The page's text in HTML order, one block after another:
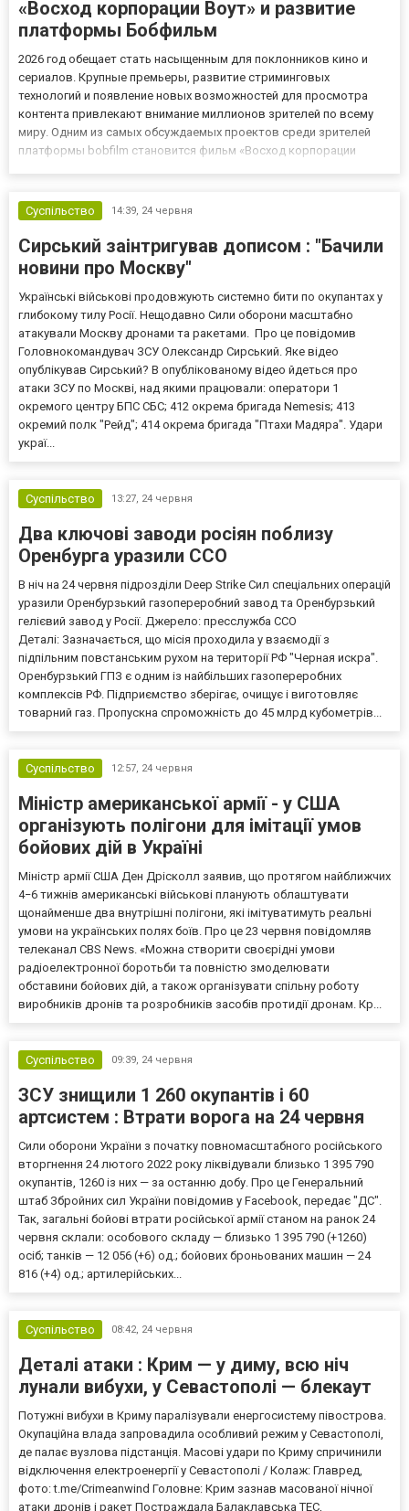
«Восход корпорации Воут» и развитие
платформы Бобфильм
2026 год обещает стать насыщенным для поклонников кино и
сериалов. Крупные премьеры, развитие стриминговых
технологий и появление новых возможностей для просмотра
контента привлекают внимание миллионов зрителей по всему
миру. Одним из самых обсуждаемых проектов среди зрителей
платформы bobfilm становится фильм «Восход корпорации
истории. Самые...
Суспільство 14:39, 24 червня
Сирський заінтригував дописом : "Бачили
новини про Москву"
Українські військові продовжують системно бити по окупантах у
глибокому тилу Росії. Нещодавно Сили оборони масштабно
атакували Москву дронами та ракетами. Про це повідомив
Головнокомандувач ЗСУ Олександр Сирський. Яке відео
опублікував Сирський? В опублікованому відео йдеться про
атаки ЗСУ по Москві, над якими працювали: оператори 1
окремого центру БПС СБС; 412 окрема бригада Nemesis; 413
окремий полк "Рейд"; 414 окрема бригада "Птахи Мадяра". Удари
украї...
Суспільство 13:27, 24 червня
Два ключові заводи росіян поблизу
Оренбурга уразили ССО
В ніч на 24 червня підрозділи Deep Strike Сил спеціальних операцій
уразили Оренбурзький газопереробний завод та Оренбурзький
гелієвий завод у Росії. Джерело: пресслужба ССО
Деталі: Зазначається, що місія проходила у взаємодії з
підпільним повстанським рухом на території РФ "Черная искра".
Оренбурзький ГПЗ є одним із найбільших газопереробних
комплексів РФ. Підприємство зберігає, очищує і виготовляє
товарний газ. Пропускна спроможність до 45 млрд кубометрів...
Суспільство 12:57, 24 червня
Міністр американської армії - у США
організують полігони для імітації умов
бойових дій в Україні
Міністр армії США Ден Дрісколл заявив, що протягом найближчих
4−6 тижнів американські військові планують облаштувати
щонайменше два внутрішні полігони, які імітуватимуть реальні
умови на українських полях боїв. Про це 23 червня повідомляв
телеканал CBS News. «Можна створити своєрідні умови
радіоелектронної боротьби та повністю змоделювати
обставини бойових дій, а також організувати спільну роботу
виробників дронів та розробників засобів протидії дронам. Кр...
Суспільство 09:39, 24 червня
ЗСУ знищили 1 260 окупантів і 60
артсистем : Втрати ворога на 24 червня
Сили оборони України з початку повномасштабного російського
вторгнення 24 лютого 2022 року ліквідували близько 1 395 790
окупантів, 1260 із них — за останню добу. Про це Генеральний
штаб Збройних сил України повідомив у Facebook, передає "ДС".
Так, загальні бойові втрати російської армії станом на ранок 24
червня склали: особового складу — близько 1 395 790 (+1260)
осіб; танків — 12 056 (+6) од.; бойових броньованих машин — 24
816 (+4) од.; артилерійських...
Суспільство 08:42, 24 червня
Деталі атаки : Крим — у диму, всю ніч
лунали вибухи, у Севастополі — блекаут
Потужні вибухи в Криму паралізували енергосистему півострова.
Окупаційна влада запровадила особливий режим у Севастополі,
де палає вузлова підстанція. Масові удари по Криму спричинили
відключення електроенергії у Севастополі / Колаж: Главред,
фото: t.me/Crimeanwind Головне: Крим зазнав масованої нічної
атаки дронів і ракет Постраждала Балаклавська ТЕС,